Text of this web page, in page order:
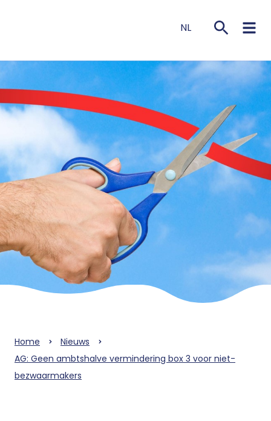
NL
Home
Nieuws
AG: Geen ambtshalve vermindering box 3 voor niet-
bezwaarmakers